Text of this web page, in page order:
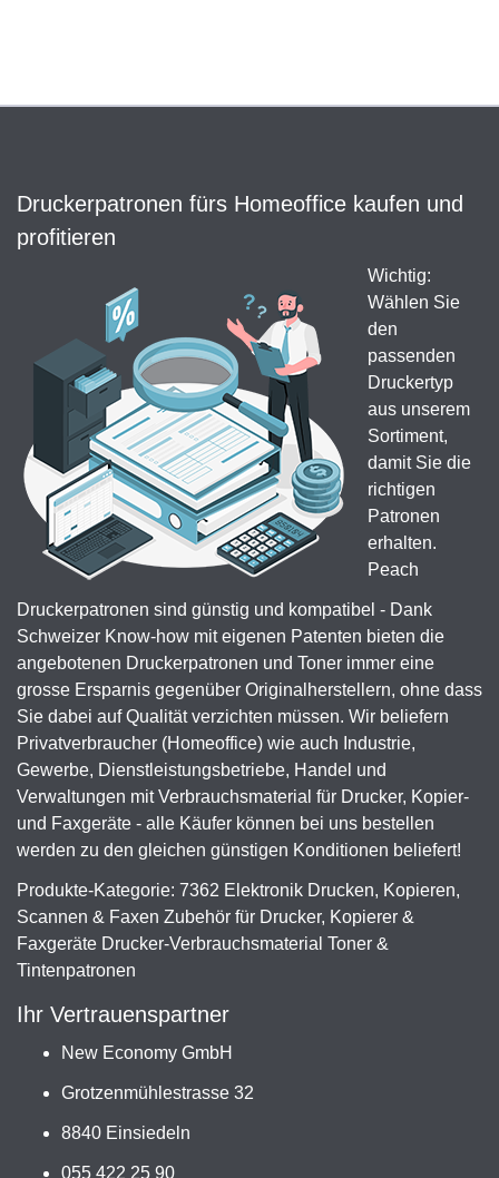
Druckerpatronen fürs Homeoffice kaufen und
profitieren
Wichtig:
Wählen Sie
den
passenden
Druckertyp
aus unserem
Sortiment,
damit Sie die
richtigen
Patronen
erhalten.
Peach
Druckerpatronen sind günstig und kompatibel - Dank
Schweizer Know-how mit eigenen Patenten bieten die
angebotenen Druckerpatronen und Toner immer eine
grosse Ersparnis gegenüber Originalherstellern, ohne dass
Sie dabei auf Qualität verzichten müssen. Wir beliefern
Privatverbraucher (Homeoffice) wie auch Industrie,
Gewerbe, Dienstleistungsbetriebe, Handel und
Verwaltungen mit Verbrauchsmaterial für Drucker, Kopier-
und Faxgeräte - alle Käufer können bei uns bestellen
werden zu den gleichen günstigen Konditionen beliefert!
Produkte-Kategorie: 7362 Elektronik Drucken, Kopieren,
Scannen & Faxen Zubehör für Drucker, Kopierer &
Faxgeräte Drucker-Verbrauchsmaterial Toner &
Tintenpatronen
Ihr Vertrauenspartner
New Economy GmbH
Grotzenmühlestrasse 32
8840 Einsiedeln
055 422 25 90